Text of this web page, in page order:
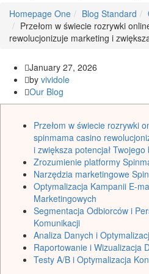
Homepage One Blog Standard
Przełom w świecie rozrywki
rewolucjonizuje marketing i
January 27, 2026
by vividole
Our Blog
Przełom w świecie rozrywki
spinmama casino
i zwiększa potencjał Twojego
Zrozumienie platformy
Narzędzia marketingowe
Optymalizacja Kampanii E-
Marketingowych
Segmentacja Odbiorców i
Komunikacji
Analiza Danych i
Raportowanie i Wizualizacja
Testy A/B i Optymalizacja